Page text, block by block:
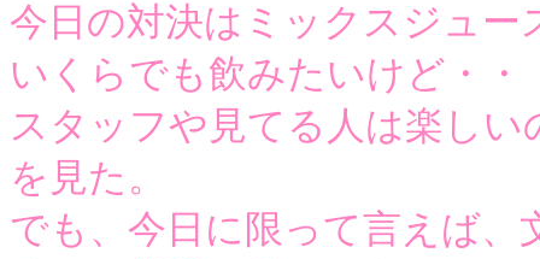
今日の対決はミックスジュ
いくらでも飲みたいけど・・
スタッフや見てる人は楽し
を見た。
でも、今日に限って言えば、